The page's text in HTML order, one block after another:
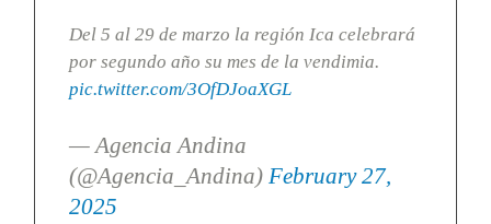
Del 5 al 29 de marzo la región Ica celebrará
por segundo año su mes de la vendimia.
pic.twitter.com/3OfDJoaXGL
— Agencia Andina
(@Agencia_Andina) February 27,
2025